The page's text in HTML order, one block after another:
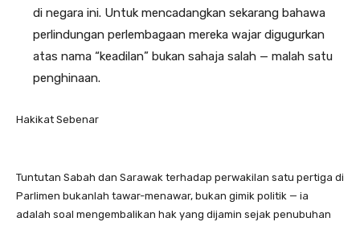
di negara ini. Untuk mencadangkan sekarang bahawa
perlindungan perlembagaan mereka wajar digugurkan
atas nama “keadilan” bukan sahaja salah — malah satu
penghinaan.
Hakikat Sebenar
Tuntutan Sabah dan Sarawak terhadap perwakilan satu pertiga di
Parlimen bukanlah tawar-menawar, bukan gimik politik — ia
adalah soal mengembalikan hak yang dijamin sejak penubuhan